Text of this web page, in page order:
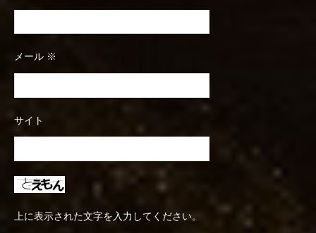
メール ※
サイト
上に表示された文字を入力してください。